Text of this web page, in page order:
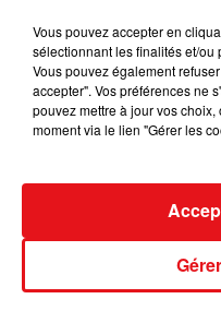
Très chère Mandy
Vous pouvez accepter en
sélectionnant les finalités et/ou
Vous pouvez également
accepter". Vos préférences ne
pouvez mettre à jour vos
moment via le lien "Gérer les